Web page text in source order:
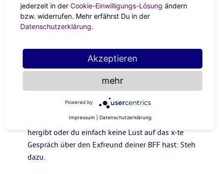
Lass deinen Gedanken freien Lauf: Ob Journaling,
Podcast oder Spach-Memo an dich selbst. Schreib
bist. Das ist ein richtiger Mood Booster.
Ob Friluftsliv oder Zu Hause: Such dir deinen
Rückzugsort. Bist du verletzt, brauchst du erstmal Zeit
für dich und deine Recovery.
Sag auch mal Nein. Wenn es deine Energie nicht
hergibt oder du einfach keine Lust auf das x-te
Gespräch über den Exfreund deiner BFF hast: Steh
dazu.
jederzeit in der Cookie-Einwilligungs-Lösung ändern
bzw. widerrufen. Mehr erfährst Du in der
Datenschutzerklärung.
Akzeptieren
mehr
Powered by
Impressum Datenschutzerklärung